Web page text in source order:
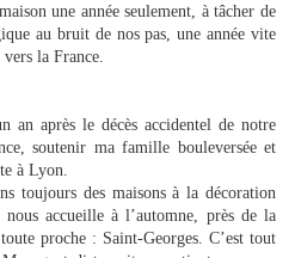
une année seulement, à tâcher de
au bruit de nos pas, une année vite
la France.
an après le décès accidentel de notre
soutenir ma famille bouleversée et
à Lyon.
toujours des maisons à la décoration
accueille à l’automne, près de la
proche : Saint-Georges. C’est tout